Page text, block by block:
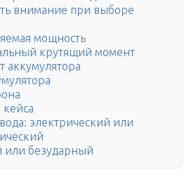
внимание при выборе
мощность
крутящий момент
аккумулятора
электрический или
или безударный